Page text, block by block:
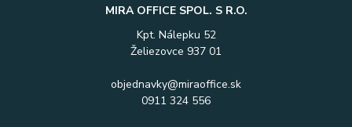
MIRA OFFICE SPOL. S R.O.
Kpt. Nálepku 52
Želiezovce 937 01
objednavky@miraoffice.sk
0911 324 556